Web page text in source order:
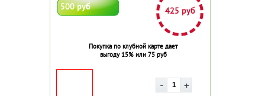
500 руб 425 руб
Покупка по клубной карте дает
выгоду 15% или 75 руб